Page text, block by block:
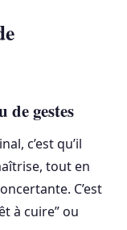
de gestes
c’est qu’il
tout en
C’est
à cuire” ou